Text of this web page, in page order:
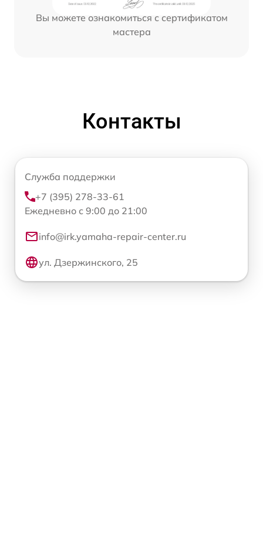
Вы можете ознакомиться с сертификатом
мастера
Контакты
Служба поддержки
+7 (395) 278-33-61
Ежедневно с 9:00 до 21:00
info@irk.yamaha-repair-center.ru
ул. Дзержинского, 25